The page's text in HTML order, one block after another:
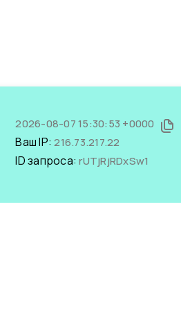
2026-08-07 15:30:53 +0000
Ваш IP:216.73.217.22
ID запроса:rUTjRjRDxSw1